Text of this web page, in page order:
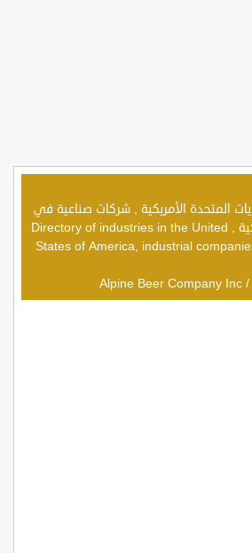
المتحدة الأمريكية , شركات صناعية في
الولايات المتحدة الأمريكية , Directory of industries in the United
States of America, industrial
/
Alpine Beer Company Inc